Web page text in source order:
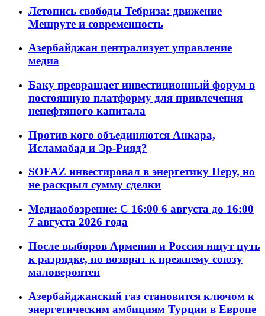
Летопись свободы Тебриза: движение
Мешруте и современность
Азербайджан централизует управление
медиа
Баку превращает инвестиционный форум в
постоянную платформу для привлечения
ненефтяного капитала
Против кого объединяются Анкара,
Исламабад и Эр-Рияд?
SOFAZ инвестировал в энергетику Перу, но
не раскрыл сумму сделки
Медиаобозрение: С 16:00 6 августа до 16:00
7 августа 2026 года
После выборов Армения и Россия ищут путь
к разрядке, но возврат к прежнему союзу
маловероятен
Азербайджанский газ становится ключом к
энергетическим амбициям Турции в Европе